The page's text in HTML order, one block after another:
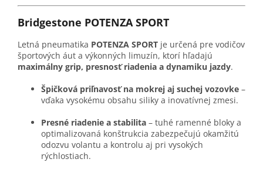
Bridgestone POTENZA SPORT
Letná pneumatika POTENZA SPORT je určená pre vodičov
športových áut a výkonných limuzín, ktorí hľadajú
maximálny grip, presnosť riadenia a dynamiku jazdy.
Špičková priľnavosť na mokrej aj suchej vozovke –
vďaka vysokému obsahu siliky a inovatívnej zmesi.
Presné riadenie a stabilita – tuhé ramenné bloky a
optimalizovaná konštrukcia zabezpečujú okamžitú
odozvu volantu a kontrolu aj pri vysokých
rýchlostiach.